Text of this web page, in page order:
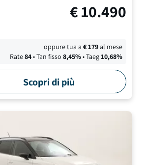
€10.490
oppure tua a€179al mese
Rate84• Tan fisso 8,45%• Taeg10,68%
Scopri di più